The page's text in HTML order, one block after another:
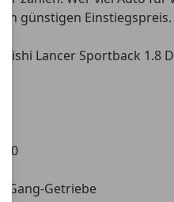
günstigen Einstiegspreis.
Lancer Sportback 1.8
Gang-Getriebe